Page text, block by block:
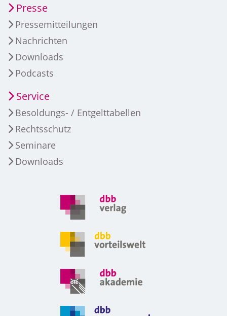
Presse
Pressemitteilungen
Nachrichten
Downloads
Podcasts
Service
Besoldungs- / Entgelttabellen
Rechtsschutz
Seminare
Downloads